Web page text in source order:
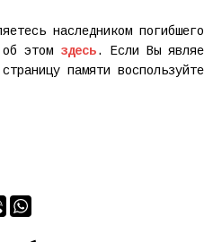
наследником
этом здесь. Если Вы
памяти